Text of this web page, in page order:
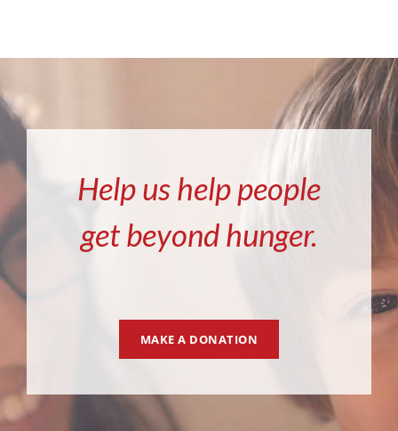
Help us help people
get beyond hunger.
MAKE A DONATION